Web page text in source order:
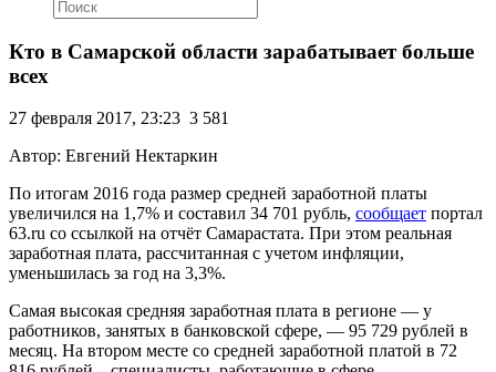
Кто в Самарской области зарабатывает больше
всех
27 февраля 2017, 23:23 3 581
Автор: Евгений Нектаркин
По итогам 2016 года размер средней заработной платы
увеличился на 1,7% и составил 34 701 рубль, сообщает портал
63.ru со ссылкой на отчёт Самарастата. При этом реальная
заработная плата, рассчитанная с учетом инфляции,
уменьшилась за год на 3,3%.
Самая высокая средняя заработная плата в регионе — у
работников, занятых в банковской сфере, — 95 729 рублей в
месяц. На втором месте со средней заработной платой в 72